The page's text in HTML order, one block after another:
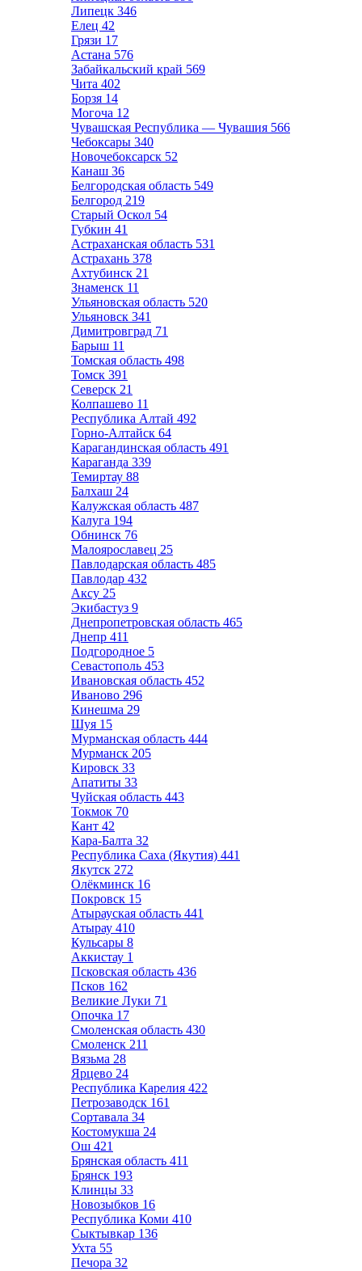
Липецк 346
Елец 42
Грязи 17
Астана 576
Забайкальский край 569
Чита 402
Борзя 14
Могоча 12
Чувашская Республика — Чувашия 566
Чебоксары 340
Новочебоксарск 52
Канаш 36
Белгородская область 549
Белгород 219
Старый Оскол 54
Губкин 41
Астраханская область 531
Астрахань 378
Ахтубинск 21
Знаменск 11
Ульяновская область 520
Ульяновск 341
Димитровград 71
Барыш 11
Томская область 498
Томск 391
Северск 21
Колпашево 11
Республика Алтай 492
Горно-Алтайск 64
Карагандинская область 491
Караганда 339
Темиртау 88
Балхаш 24
Калужская область 487
Калуга 194
Обнинск 76
Малоярославец 25
Павлодарская область 485
Павлодар 432
Аксу 25
Экибастуз 9
Днепропетровская область 465
Днепр 411
Подгородное 5
Севастополь 453
Ивановская область 452
Иваново 296
Кинешма 29
Шуя 15
Мурманская область 444
Мурманск 205
Кировск 33
Апатиты 33
Чуйская область 443
Токмок 70
Кант 42
Кара-Балта 32
Республика Саха (Якутия) 441
Якутск 272
Олёкминск 16
Покровск 15
Атырауская область 441
Атырау 410
Кульсары 8
Аккистау 1
Псковская область 436
Псков 162
Великие Луки 71
Опочка 17
Смоленская область 430
Смоленск 211
Вязьма 28
Ярцево 24
Республика Карелия 422
Петрозаводск 161
Сортавала 34
Костомукша 24
Ош 421
Брянская область 411
Брянск 193
Клинцы 33
Новозыбков 16
Республика Коми 410
Сыктывкар 136
Ухта 55
Печора 32